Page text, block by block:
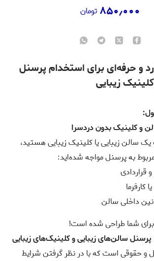
۸۵۰٫۰۰۰ تومان
و حرفه‌ای برای استخدام پرسنل
زیبایی
و کلینیک بدون دردسر!
سالن زیبایی یا کلینیک زیبایی هستید،
به پرسنل مواجه شده‌اید:
کارفرما
داخلی سالن
شما طراحی شده است!
پرسنل سالن‌های زیبایی و کلینیک‌های زیبایی
و حقوقی است که با در نظر گرفتن شرایط